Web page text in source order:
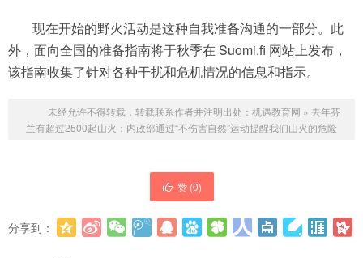
现在开始的野火活动是这种自我准备沟通的一部分。此
外，面向全国的准备指南将于秋季在 Suomi.fi 网站上发布，
该指南收集了针对各种干扰和危机情况的信息和指示。
未经允许不得转载，转载联系作者并注明出处： 机遇教育网 » 去年芬
兰有超过2500起山火：内政部通过“不伤害自然”运动提醒我们山火的危险
赞 (0)
分享到：